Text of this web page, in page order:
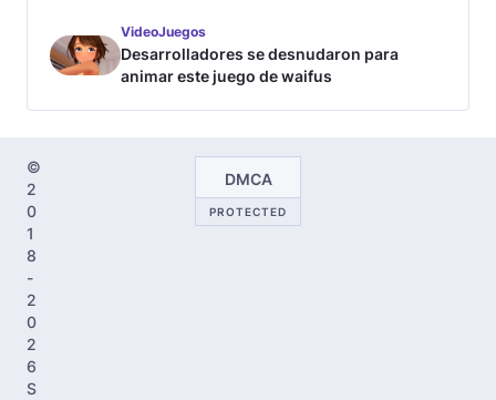
VideoJuegos
Desarrolladores se desnudaron para
animar este juego de waifus
©
2
0
1
8
-
2
0
2
6
S
DMCA
PROTECTED